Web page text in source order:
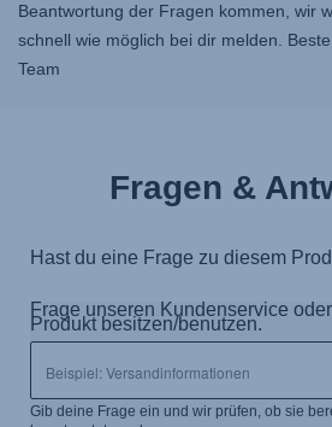
Beantwortung der Fragen kommen, wir
schnell wie möglich bei dir melden.
Team
Fragen &